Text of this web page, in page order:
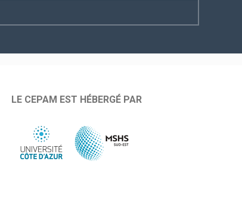
LE CEPAM EST HÉBERGÉ PAR